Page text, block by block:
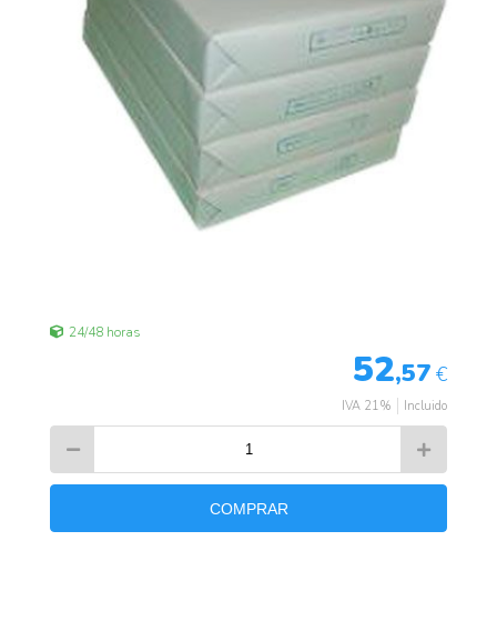
24/48 horas
52,57 €
IVA 21% Incluido
COMPRAR